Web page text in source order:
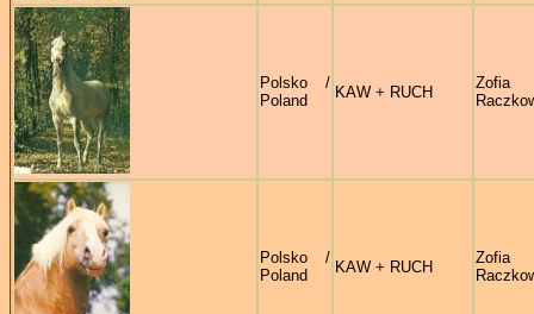
Polsko /
Poland
KAW + RUCH
Zofia
Polsko /
Poland
KAW + RUCH
Zofia